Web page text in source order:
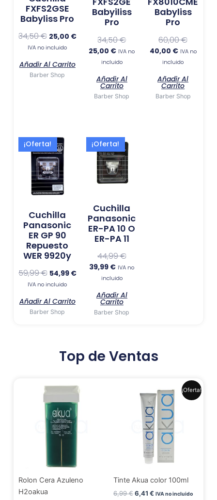
FXFS2GSE
Babyliss Pro
34,50€ 25,00 €
IVA no incluido
Añadir Al Carrito
Barber Shop
Babyiliss
Pro
34,50€
25,00 € IVA no
incluido
Añadir Al
Carrito
Barber Shop
Babyliss
Pro
60,00€
40,00 € IVA no
incluido
Añadir Al
Carrito
Barber Shop
¡Oferta!
Cuchilla
Panasonic
ER GP 90
Repuesto
WER 9920y
59,99€
El
precio
original
era:
59,99 €.
54,99 €
precio
actual
54,99 €.
IVA no incluido
Añadir Al Carrito
Barber Shop
¡Oferta!
Cuchilla
Panasonic
ER-PA 10 O
ER-PA 11
44,99€
El
precio
original
era:
44,99 €.
39,99 €
El
precio
actual
es:
39,99 €.
IVA no
incluido
Añadir Al
Carrito
Barber Shop
Top de Ventas
Rolon Cera Azuleno
H2oakua
¡Oferta!
Tinte Akua color 100ml
6,99€
precio
original
era:
6,99 €.
6,41 €
precio
actual
es:
6,41 €.
IVA no incluido
Este